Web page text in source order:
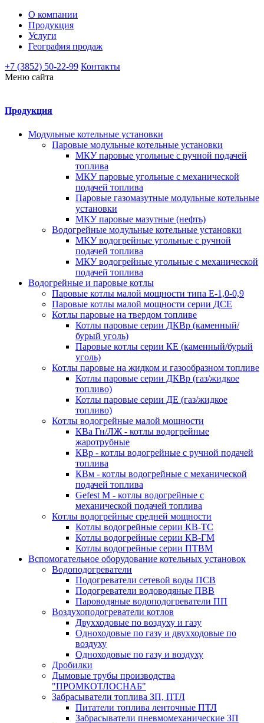
О компании
Продукция
Услуги
География продаж
+7 (3852) 50-22-99 Контакты
Меню сайта
Продукция
Модульные котельные установки
Паровые модульные котельные установки
МКУ паровые угольные с ручной подачей
топлива
МКУ паровые угольные с механической
подачей топлива
Паровые газомазутные модульные котельные
установки
МКУ паровые мазутные (нефть)
Водогрейные модульные котельные установки
МКУ водогрейные угольные с ручной
подачей топлива
МКУ водогрейные угольные с механической
подачей топлива
Водогрейные и паровые котлы
Паровые котлы малой мощности типа Е-1,0-0,9
Паровые котлы малой мощности серии ДСЕ
Котлы паровые на твердом топливе
Котлы паровые серии ДКВр (каменный/
бурый уголь)
Паровые котлы серии КЕ (каменный/бурый
уголь)
Котлы паровые на жидком и газообразном топливе
Котлы паровые серии ДКВр (газ/жидкое
топливо)
Котлы паровые серии ДЕ (газ/жидкое
топливо)
Котлы водогрейные малой мощности
КВа Гн/ЛЖ - котлы водогрейные
жаротрубные
КВр - котлы водогрейные с ручной подачей
топлива
КВм - котлы водогрейные с механической
подачей топлива
Gefest M - котлы водогрейные с
механической подачей топлива
Котлы водогрейные средней мощности
Котлы водогрейные серии КВ-ТС
Котлы водогрейные серии КВ-ГМ
Котлы водогрейные серии ПТВМ
Вспомогательное оборудование котельных установок
Водоподогреватели
Подогреватели сетевой воды ПСВ
Подогреватели водоводяные ПВВ
Пароводяные водоподогреватели ПП
Воздухоподогреватели котлов
Двухходовые по воздуху и газу
Одноходовые по газу и двухходовые по
воздуху
Одноходовые по газу и воздуху
Дробилки
Дымовые трубы производства
"ПРОМКОТЛОСНАБ"
Забрасыватели топлива ЗП, ПТЛ
Питатели топлива ленточные ПТЛ
Забрасыватели пневмомеханические ЗП